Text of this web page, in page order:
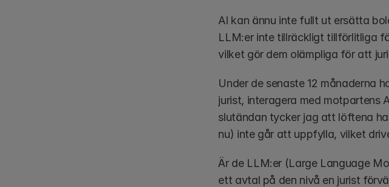
AI kan ännu inte fullt ut ersätta
LLM:er inte tillräckligt tillförlitliga
vilket gör dem olämpliga för att
Under de senaste 12 månaderna
jurist, interagera med motpartens
slutändan tycker jag att löftena
nu) inte går att uppfylla, vilket
Är de LLM:er (Large Language
ett avtal på den nivå en jurist